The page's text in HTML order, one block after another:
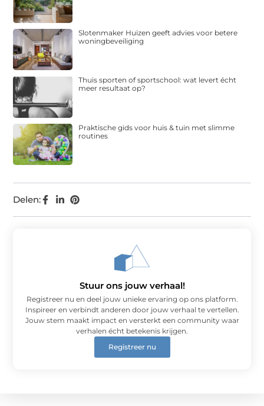
Delen:
Slotenmaker Huizen geeft advies voor betere
woningbeveiliging
Thuis sporten of sportschool: wat levert écht
meer resultaat op?
Praktische gids voor huis & tuin met slimme
routines
Stuur ons jouw verhaal!
Registreer nu en deel jouw unieke ervaring op ons platform.
Inspireer en verbindt anderen door jouw verhaal te vertellen.
Jouw stem maakt impact en versterkt een community waar
verhalen écht betekenis krijgen.
Registreer nu